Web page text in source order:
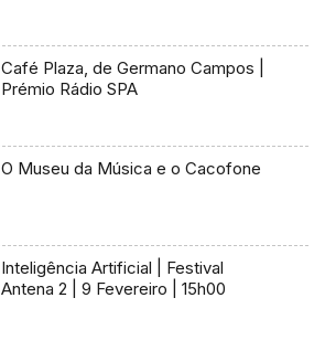
Café Plaza, de Germano Campos |
Prémio Rádio SPA
O Museu da Música e o Cacofone
Inteligência Artificial | Festival
Antena 2 | 9 Fevereiro | 15h00